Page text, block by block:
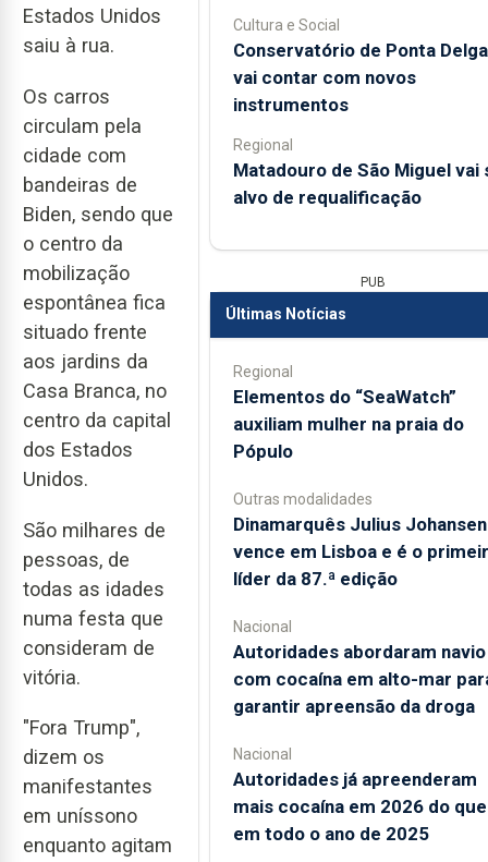
Estados Unidos
saiu à rua.
Os carros
circulam pela
cidade com
bandeiras de
Biden, sendo que
o centro da
mobilização
espontânea fica
situado frente
aos jardins da
Casa Branca, no
centro da capital
dos Estados
Unidos.
São milhares de
pessoas, de
todas as idades
numa festa que
consideram de
vitória.
"Fora Trump",
dizem os
manifestantes
em uníssono
enquanto agitam
Cultura e Social
Conservatório de Ponta
vai contar com novos
instrumentos
Regional
Matadouro de São Miguel vai
alvo de requalificação
PUB
Últimas Notícias
Regional
​Elementos do “SeaWatch”
auxiliam mulher na praia do
Pópulo
Outras modalidades
Dinamarquês Julius Johansen
vence em Lisboa e é o
líder da 87.ª edição
Nacional
Autoridades abordaram navio
com cocaína em alto-mar
garantir apreensão da droga
Nacional
Autoridades já apreenderam
mais cocaína em 2026 do que
em todo o ano de 2025